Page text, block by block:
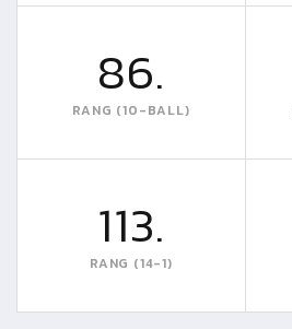
86.
RANG (10-BALL)
113.
RANG (14-1)